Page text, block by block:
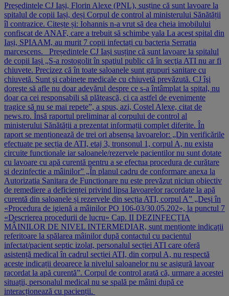
Președintele CJ Iași, Florin Alexe (PNL), susține că sunt lavoare la
spitalul de copii Iași, deși Corpul de control al ministerului Sănătății
îl contrazice. Citește și: Iohannis n-a vrut să dea cheia imobilului
confiscat de ANAF, care a trebuit să schimbe yala La acest spital din
Iași, SPIAAM, au murit 7 copii infectați cu bacteria Serratia
marcescens. Președintele CJ Iași susține că sunt lavoare la spitalul
de copii Iași „S-a rostogolit în spaţiul public că în secţia ATI nu ar fi
chiuvete. Precizez că în toate saloanele sunt grupuri sanitare cu
chiuvetă. Sunt şi cabinete medicale cu chiuvetă prevăzută. CJ îşi
doreşte să afle nu doar adevărul despre ce s-a întâmplat la spital, nu
doar ca cei responsabili să plătească, ci ca astfel de evenimente
tragice să nu se mai repete”, a spus, azi, Costel Alexe, citat de
news.ro. Însă raportul preliminar al corpului de control al
ministerului Sănătății a prezentat informații complet diferite. În
raport se menționează de trei ori absenșa lavoarelor: „Din verificările
efectuate pe secția de ATI, etaj 3, tronsonul 1, corpul A, nu exista
circuite functionale iar saloanele/rezervele pacientilor nu sunt dotate
cu lavoare cu apă curentă pentru a se efectua procedura de curătare
si dezinfectie a mâinilor” „În planul cadru de conformare anexa la
Autorizatia Sanitara de Functionare nu este prevăzut niciun obiectiv
de remediere a deficienței privind lipsa lavoarelor racordate la apă
curentă din saloanele și rezervele din secția ATI, corpul A” „Deși în
«Procedura de igienă a mâinilor PO 106-03/30.05.202», la punctul 7
«Descrierea procedurii de lucru» Cap. II DEZINFECȚIA
MÂINILOR DE NIVEL INTERMEDIAR, sunt menționte indicații
referitoare la spălarea mâinilor după contactul cu pacientul
infectat/pacient septic izolat, personalul secției ATI care oferă
asistență medical în cadrul secției ATI, din corpul A, nu respectă
aceste indicații deoarece la nivelul saloanelor nu se asigură lavoar
racordat la apă curentă”. Corpul de control arată că, urmare a acestei
situații, personalul medical nu se spală pe mâini după ce
interacționează cu pacienții.